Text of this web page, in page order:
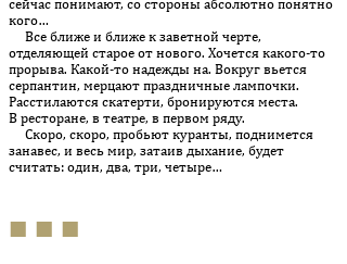
сейчас по­нимают, со стороны абсолютно понятно
кого…
Все ближе и ближе к заветной черте,
отделяющей старое от нового. Хочется какого-то
прорыва. Какой-то надежды на. Вокруг вьет­ся
серпантин, мерцают праздничные лампочки.
Расстилаются скатерти, бронируются места.
В ресторане, в театре, в первом ряду.
Скоро, скоро, пробьют куранты, поднимется
занавес, и весь мир, затаив дыхание, будет
считать: один, два, три, четыре…
■ ■ ■